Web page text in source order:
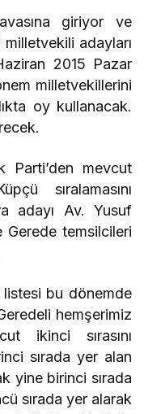
giriyor ve
adayları
2015 Pazar
milletvekillerini
oy kullanacak.
Parti’den mevcut
sıralamasını
adayı Av. Yusuf
temsilcileri
bu dönemde
hemşerimiz
ikinci sırasını
sırada yer alan
yine birinci sırada
sırada yer alarak